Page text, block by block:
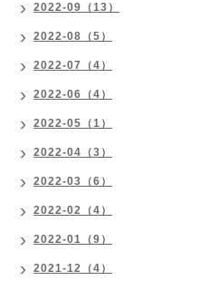
2022-09（13）
2022-08（5）
2022-07（4）
2022-06（4）
2022-05（1）
2022-04（3）
2022-03（6）
2022-02（4）
2022-01（9）
2021-12（4）